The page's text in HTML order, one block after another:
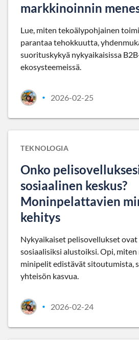
markkinoinnin
Lue, miten tekoälypohjainen
parantaa tehokkuutta,
suorituskykyä nykyaikaisissa
ekosysteemeissä.
• 2026-02-25
TEKNOLOGIA
Onko
sosiaalinen keskus?
Moninpelattavien
kehitys
Nykyaikaiset pelisovellukset
sosiaalisiksi alustoiksi. Opi,
minipelit edistävät sitoutumista,
yhteisön kasvua.
• 2026-02-24